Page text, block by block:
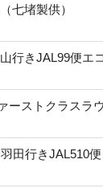
七堵製供）
行きJAL99便エ
ーストクラスラ
田行きJAL510便